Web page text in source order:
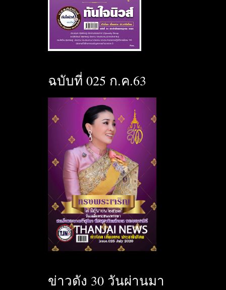
ฉบับที่ 025 ก.ค.63
ข่าวดัง 30 วันผ่านมา